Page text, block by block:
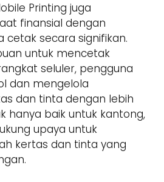
Printing juga
finansial dengan
cetak secara signifikan.
untuk mencetak
seluler, pengguna
dan mengelola
dan tinta dengan lebih
hanya baik untuk kantong,
upaya untuk
kertas dan tinta yang